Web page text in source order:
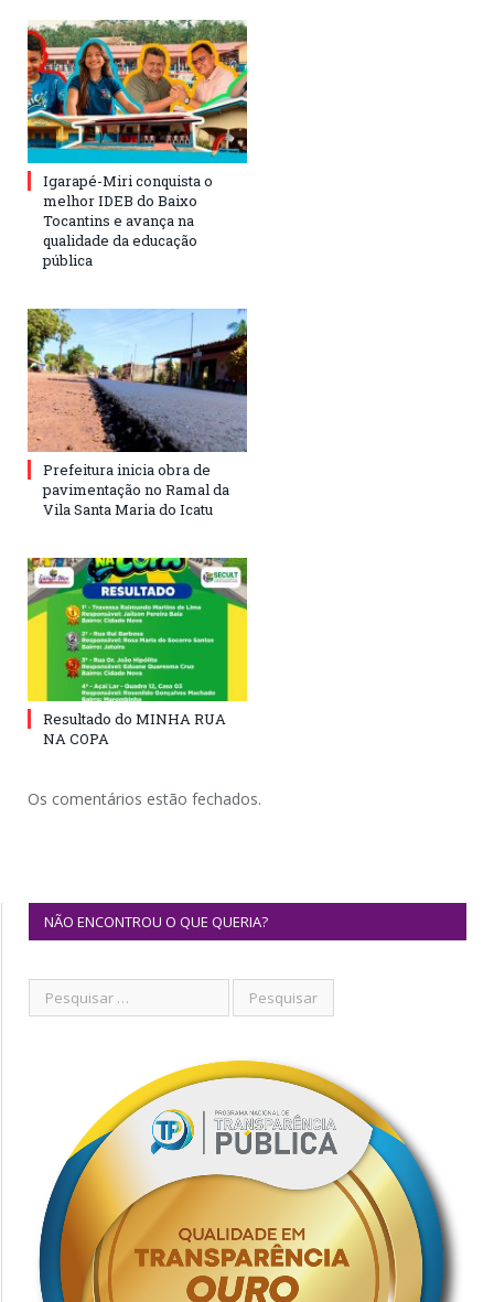
Igarapé-Miri conquista o
melhor IDEB do Baixo
Tocantins e avança na
qualidade da educação
pública
Prefeitura inicia obra de
pavimentação no Ramal da
Vila Santa Maria do Icatu
Resultado do MINHA RUA
NA COPA
Os comentários estão fechados.
NÃO ENCONTROU O QUE QUERIA?